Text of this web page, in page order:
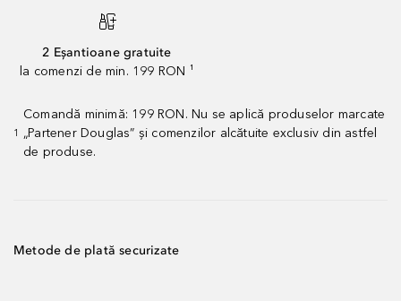
2 Eșantioane gratuite
la comenzi de min. 199 RON ¹
1
Comandă minimă: 199 RON. Nu se aplică produselor marcate
„Partener Douglas” și comenzilor alcătuite exclusiv din astfel
de produse.
Metode de plată securizate